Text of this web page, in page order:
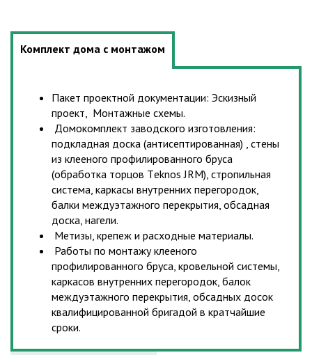
Комплект дома с монтажом
Пакет проектной документации: Эскизный
проект, Монтажные схемы.
Домокомплект заводского изготовления:
подкладная доска (антисептированная) , стены
из клееного профилированного бруса
(обработка торцов Тeknos JRM), стропильная
система, каркасы внутренних перегородок,
балки междуэтажного перекрытия, обсадная
доска, нагели.
Метизы, крепеж и расходные материалы.
Работы по монтажу клееного
профилированного бруса, кровельной системы,
каркасов внутренних перегородок, балок
междуэтажного перекрытия, обсадных досок
квалифицированной бригадой в кратчайшие
сроки.